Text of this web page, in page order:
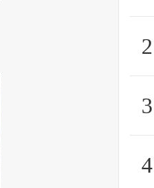
2
3
4